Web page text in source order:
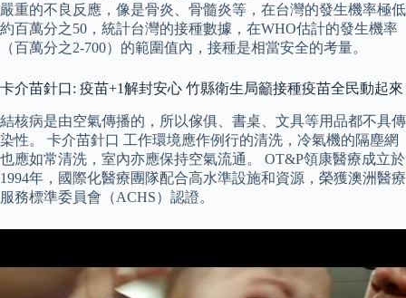
嚴重的不良反應，像是骨炎、骨髓炎等，在台灣的發生機率極低
約百萬分之50，統計台灣的接種數據，在WHO估計的發生機率
（百萬分之2-700）的範圍值內，接種是相當安全的考量。
卡介苗針口: 疫苗+1解封安心 竹縣衛生局籲接種疫苗全民動起來
結核病是由空氣傳播的，所以傢俱、書桌、文具等用品都不具傳
染性。 卡介苗針口 工作環境應作例行的清洗，冷氣機的隔塵網
也應如常清洗，室內亦應保持空氣流通。 OT&P領康醫療成立於
1994年，國際化醫療團隊配合高水準設施和資源，榮獲澳洲醫療
服務標準委員會（ACHS）認證。